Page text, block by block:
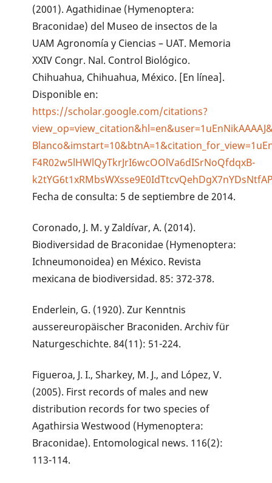
(2001). Agathidinae (Hymenoptera:
Braconidae) del Museo de insectos de la
UAM Agronomía y Ciencias – UAT. Memoria
XXIV Congr. Nal. Control Biológico.
Chihuahua, Chihuahua, México. [En línea].
Disponible en:
https://scholar.google.com/citations?
F4R02w5lHWlQyTkrJrI6wcOOlVa6dISrNoQfdqxB-
Fecha de consulta: 5 de septiembre de 2014.
Coronado, J. M. y Zaldívar, A. (2014).
Biodiversidad de Braconidae (Hymenoptera:
Ichneumonoidea) en México. Revista
mexicana de biodiversidad. 85: 372-378.
Enderlein, G. (1920). Zur Kenntnis
aussereuropäischer Braconiden. Archiv für
Naturgeschichte. 84(11): 51-224.
Figueroa, J. I., Sharkey, M. J., and López, V.
(2005). First records of males and new
distribution records for two species of
Agathirsia Westwood (Hymenoptera:
Braconidae). Entomological news. 116(2):
113-114.